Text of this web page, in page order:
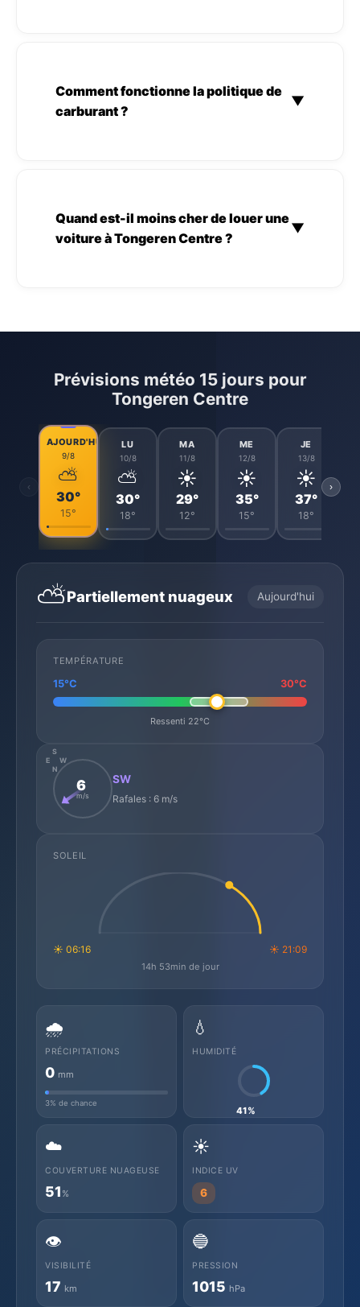
Comment fonctionne la politique de
carburant ?
▼
Quand est-il moins cher de louer une
voiture à Tongeren Centre ?
▼
Prévisions météo 15 jours pour
Tongeren Centre
‹
AJOURD'HUI
9/8
⛅
30°
15°
LU
10/8
⛅
30°
18°
MA
11/8
☀️
29°
12°
ME
12/8
☀️
35°
15°
JE
13/8
☀️
37°
18°
›
⛅Partiellement nuageux Aujourd'hui
TEMPÉRATURE
15°C 30°C
Ressenti 22°C
N
S
E
W
6
m/s
SW
Rafales : 6 m/s
SOLEIL
☀ 06:16 ☀ 21:09
14h 53min de jour
🌧️
PRÉCIPITATIONS
0 mm
3% de chance
💧
HUMIDITÉ
41%
☁️
COUVERTURE NUAGEUSE
51 %
☀️
INDICE UV
6
👁️
VISIBILITÉ
17 km
🔵
PRESSION
1015 hPa